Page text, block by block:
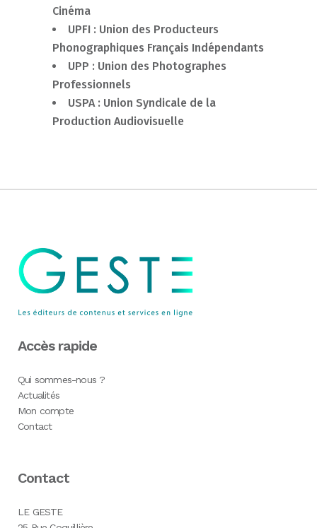
Cinéma
UPFI : Union des Producteurs
Phonographiques Français Indépendants
UPP : Union des Photographes
Professionnels
USPA : Union Syndicale de la
Production Audiovisuelle
Accès rapide
Qui sommes-nous ?
Actualités
Mon compte
Contact
Contact
LE GESTE